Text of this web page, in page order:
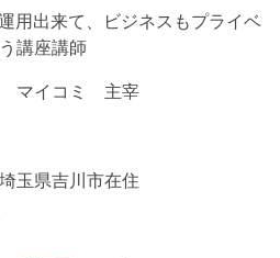
用出来て、ビジネスもプライベ
講座講師
マイコミ 主宰
玉県吉川市在住